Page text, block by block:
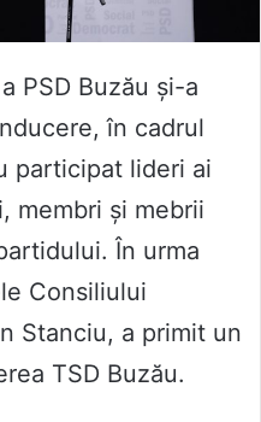
PSD Buzău și-a
în cadrul
participat lideri ai
membri și mebrii
În urma
Consiliului
Stanciu, a primit un
TSD Buzău.